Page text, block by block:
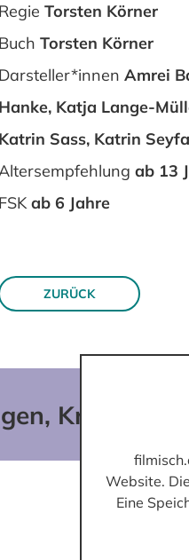
Regie Torsten Körner
Buch Torsten Körner
Darsteller*innen Amrei
Hanke, Katja Lange-
Katrin Sass, Katrin
ab 13
FSK ab 6 Jahre
ZURÜCK
Kritik?
Gefördert von
Website.
Eine